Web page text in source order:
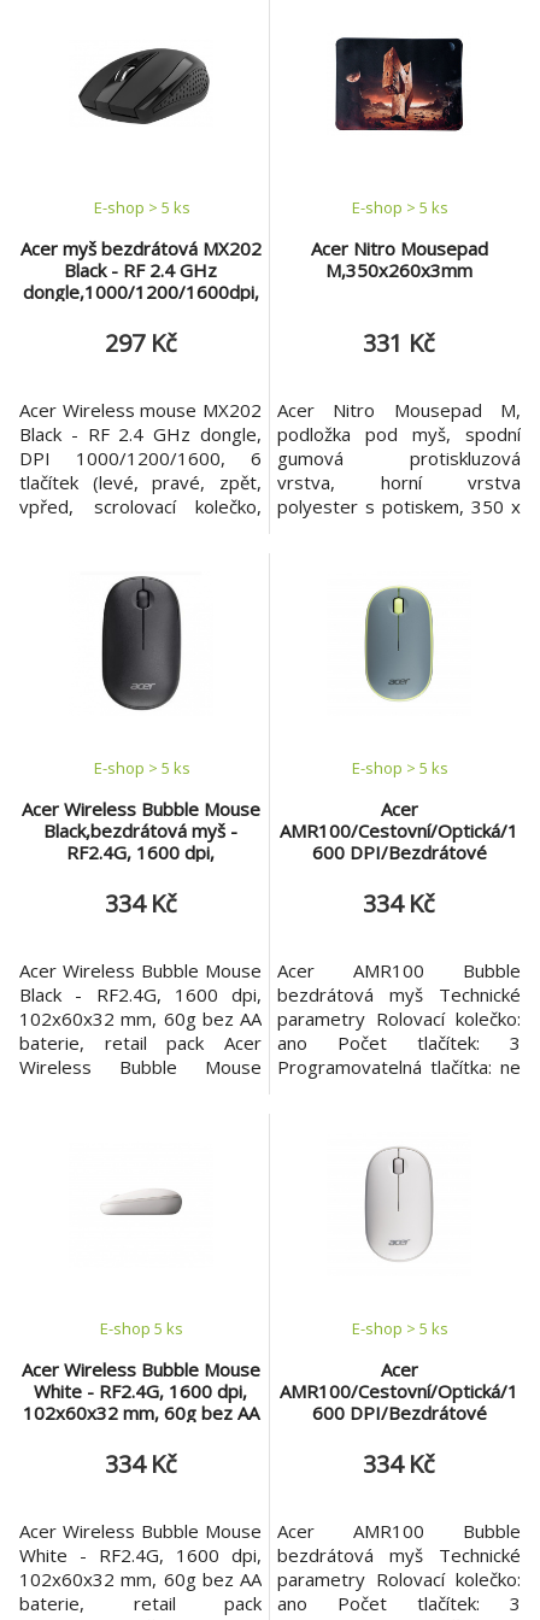
pravák. Z 30 % ABS
(recyklovaný po průmyslové
výrobě) Připojení:
bezdrátové - 2.4 GHz -
dosah 10 metrů Maximální
Acer myš bezdrátová MX202
Black - RF 2.4 GHz
dongle,1000/1200/1600dpi,
retail pack
E-shop > 5 ks
297 Kč
Acer Wireless mouse MX202
Black - RF 2.4 GHz dongle,
DPI 1000/1200/1600, 6
tlačítek (levé, pravé, zpět,
vpřed, scrolovací kolečko,
54g (bez baterií), (retail
pack) Bezdrátová myš Acer
MX202 - Perfektní
kombinace stylu a funkčnosti
Objevte bezdrátovou myš
Acer MX202, která přináší
Acer Nitro Mousepad
M,350x260x3mm
E-shop > 5 ks
331 Kč
Acer Nitro Mousepad M,
podložka pod myš, spodní
gumová protiskluzová
vrstva, horní vrstva
polyester s potiskem, 350 x
Acer Wireless Bubble Mouse
Black,bezdrátová myš -
RF2.4G, 1600 dpi,
baterie, retail pack
E-shop > 5 ks
334 Kč
Acer Wireless Bubble Mouse
Black - RF2.4G, 1600 dpi,
102x60x32 mm, 60g bez AA
baterie, retail pack Acer
Wireless Bubble Mouse
pohodlí s Acer Wireless
Bubble Mouse AMR100.
Acer
AMR100/Cestovní/Optická/1
600 DPI/Bezdrátové
E-shop > 5 ks
334 Kč
Acer AMR100 Bubble
bezdrátová myš Technické
parametry Rolovací kolečko:
ano Počet tlačítek: 3
Programovatelná tlačítka: ne
Napájení: 1x AA Rozlišení
senzoru: 1600dpi Snímač
pohybu: optický Barva:
modrá/světlezelená
Rozměry: 102x60x32mm
Acer Wireless Bubble Mouse
White - RF2.4G, 1600 dpi,
102x60x32 mm, 60g bez AA
E-shop 5 ks
334 Kč
Acer Wireless Bubble Mouse
White - RF2.4G, 1600 dpi,
102x60x32 mm, 60g bez AA
baterie, retail pack
Acer
AMR100/Cestovní/Optická/1
600 DPI/Bezdrátové
E-shop > 5 ks
334 Kč
Acer AMR100 Bubble
bezdrátová myš Technické
parametry Rolovací kolečko:
ano Počet tlačítek: 3